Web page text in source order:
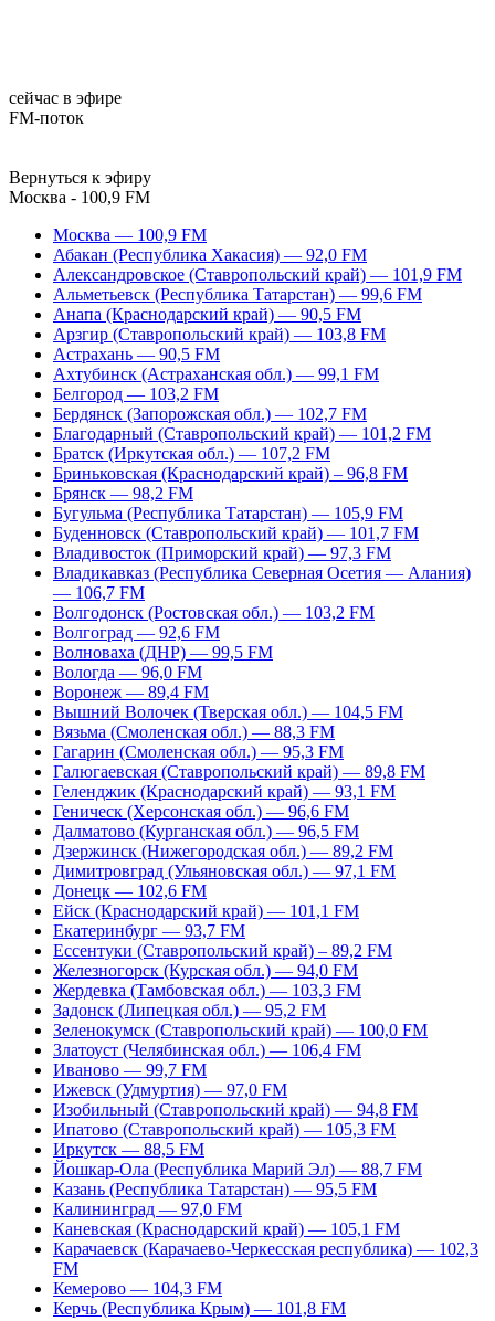
сейчас в эфире
FM-поток
Вернуться к эфиру
Москва - 100,9 FM
Москва — 100,9 FM
Абакан (Республика Хакасия) — 92,0 FM
Александровское (Ставропольский край) — 101,9 FM
Альметьевск (Республика Татарстан) — 99,6 FM
Анапа (Краснодарский край) — 90,5 FM
Арзгир (Ставропольский край) — 103,8 FM
Астрахань — 90,5 FM
Ахтубинск (Астраханская обл.) — 99,1 FM
Белгород — 103,2 FM
Бердянск (Запорожская обл.) — 102,7 FM
Благодарный (Ставропольский край) — 101,2 FM
Братск (Иркутская обл.) — 107,2 FM
Бриньковская (Краснодарский край) – 96,8 FM
Брянск — 98,2 FM
Бугульма (Республика Татарстан) — 105,9 FM
Буденновск (Ставропольский край) — 101,7 FM
Владивосток (Приморский край) — 97,3 FM
Владикавказ (Республика Северная Осетия — Алания)
— 106,7 FM
Волгодонск (Ростовская обл.) — 103,2 FM
Волгоград — 92,6 FM
Волноваха (ДНР) — 99,5 FM
Вологда — 96,0 FM
Воронеж — 89,4 FM
Вышний Волочек (Тверская обл.) — 104,5 FM
Вязьма (Смоленская обл.) — 88,3 FM
Гагарин (Смоленская обл.) — 95,3 FM
Галюгаевская (Ставропольский край) — 89,8 FM
Геленджик (Краснодарский край) — 93,1 FM
Геническ (Херсонская обл.) — 96,6 FM
Далматово (Курганская обл.) — 96,5 FM
Дзержинск (Нижегородская обл.) — 89,2 FM
Димитровград (Ульяновская обл.) — 97,1 FM
Донецк — 102,6 FM
Ейск (Краснодарский край) — 101,1 FM
Екатеринбург — 93,7 FM
Ессентуки (Ставропольский край) – 89,2 FM
Железногорск (Курская обл.) — 94,0 FM
Жердевка (Тамбовская обл.) — 103,3 FM
Задонск (Липецкая обл.) — 95,2 FM
Зеленокумск (Ставропольский край) — 100,0 FM
Златоуст (Челябинская обл.) — 106,4 FM
Иваново — 99,7 FM
Ижевск (Удмуртия) — 97,0 FM
Изобильный (Ставропольский край) — 94,8 FM
Ипатово (Ставропольский край) — 105,3 FM
Иркутск — 88,5 FM
Йошкар-Ола (Республика Марий Эл) — 88,7 FM
Казань (Республика Татарстан) — 95,5 FM
Калининград — 97,0 FM
Каневская (Краснодарский край) — 105,1 FM
Карачаевск (Карачаево-Черкесская республика) — 102,3
FM
Кемерово — 104,3 FM
Керчь (Республика Крым) — 101,8 FM